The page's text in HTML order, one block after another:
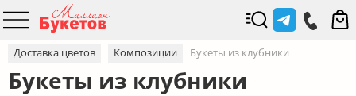
Доставка цветов Композиции Букеты из клубники
Букеты из клубники